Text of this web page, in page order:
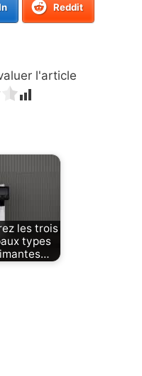
Reddit
l'article
les trois
types